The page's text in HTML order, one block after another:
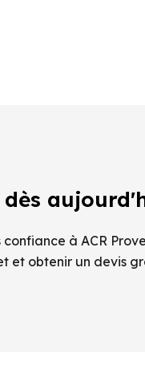
à ACR
et obtenir un devis